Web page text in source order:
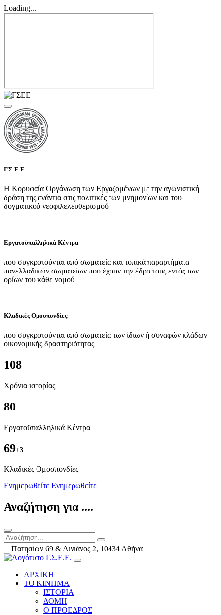
Loading...
Γ.Σ.Ε.Ε
Η Κορυφαία Οργάνωση των Εργαζομένων με την αγωνιστική
δράση της ενάντια στις πολιτικές των μνημονίων και του
δογματικού νεοφιλελευθερισμού
Εργατοϋπαλληλικά Κέντρα
που συγκροτούνται από σωματεία και τοπικά παραρτήματα
πανελλαδικών σωματείων που έχουν την έδρα τους εντός των
ορίων του κάθε νομού
Κλαδικές Ομοσπονδίες
που συγκροτούνται από σωματεία των ίδιων ή συναφών κλάδων
οικονομικής δραστηριότητας
108
Χρόνια ιστορίας
80
Εργατοϋπαλληλικά Κέντρα
69+3
Kλαδικές Ομοσπονδίες
Ενημερωθείτε Ενημερωθείτε
Αναζήτηση για ....
Πατησίων 69 & Αινιάνος 2, 10434 Αθήνα
ΑΡΧΙΚΗ
ΤΟ ΚΙΝΗΜΑ
ΙΣΤΟΡΙΑ
ΔΟΜΗ
Ο ΠΡΟΕΔΡΟΣ